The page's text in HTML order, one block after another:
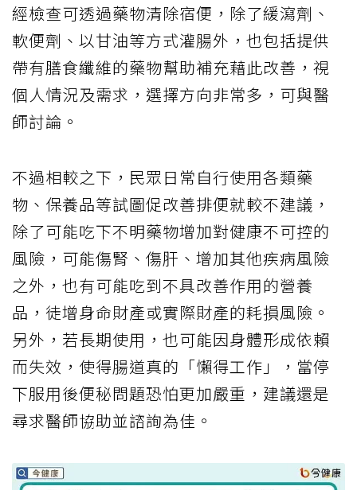
經檢查可透過藥物清除宿便，除了緩瀉劑、
軟便劑、以甘油等方式灌腸外，也包括提供
帶有膳食纖維的藥物幫助補充藉此改善，視
個人情況及需求，選擇方向非常多，可與醫
師討論。
不過相較之下，民眾日常自行使用各類藥
物、保養品等試圖促改善排便就較不建議，
除了可能吃下不明藥物增加對健康不可控的
風險，可能傷腎、傷肝、增加其他疾病風險
之外，也有可能吃到不具改善作用的營養
品，徒增身命財產或實際財產的耗損風險。
另外，若長期使用，也可能因身體形成依賴
而失效，使得腸道真的「懶得工作」，當停
下服用後便秘問題恐怕更加嚴重，建議還是
尋求醫師協助並諮詢為佳。